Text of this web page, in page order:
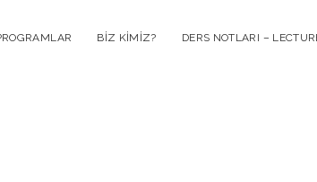
BIZ KIMIZ? DERS NOTLARI –